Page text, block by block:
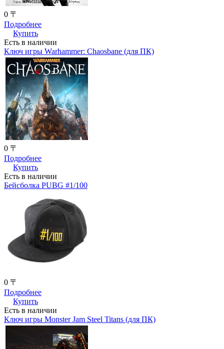
0 〒
Подробнее
Купить
Есть в наличии
Ключ игры Warhammer: Chaosbane (для ПК)
0 〒
Подробнее
Купить
Есть в наличии
Бейсболка PUBG #1/100
0 〒
Подробнее
Купить
Есть в наличии
Ключ игры Monster Jam Steel Titans (для ПК)